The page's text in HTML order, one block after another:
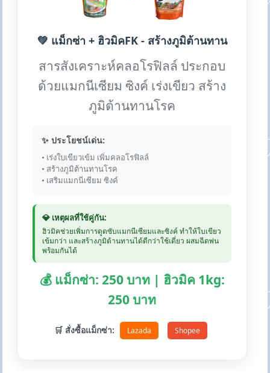
💚 แม็กซ่า + ฮิวมิคFK - สร้างภูมิต้านทาน
สารสังเคราะห์คลอโรฟิลล์ ประกอบ
ด้วยแมกนีเซียม ซิงค์ เร่งเขียว สร้าง
ภูมิต้านทานโรค
✨ ประโยชน์เด่น:
• เร่งใบเขียวเข้ม เพิ่มคลอโรฟิลล์
• สร้างภูมิต้านทานโรค
• เสริมแมกนีเซียม ซิงค์
💎 เหตุผลที่ใช้คู่กัน:
ฮิวมิคช่วยเพิ่มการดูดซับแมกนีเซียมและซิงค์ ทำให้ใบเขียว
เข้มกว่า และสร้างภูมิต้านทานได้ดีกว่าใช้เดี่ยว ผสมฉีดพ่น
พร้อมกันได้
💰 แม็กซ่า: 250 บาท | ฮิวมิค 1kg:
250 บาท
🛒 สั่งซื้อแม็กซ่า: Lazada Shopee